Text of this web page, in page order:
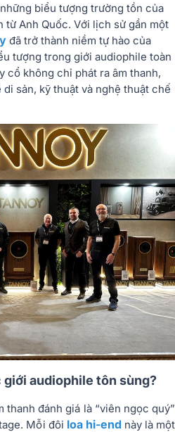
biểu tượng trường tồn của
Anh Quốc. Với lịch sử gần một
đã trở thành niềm tự hào của
tượng trong giới audiophile toàn
cổ không chỉ phát ra âm thanh,
sản, kỹ thuật và nghệ thuật chế
giới audiophile tôn sùng?
đánh giá là “viên ngọc quý”
Mỗi đôi loa hi-end này là một